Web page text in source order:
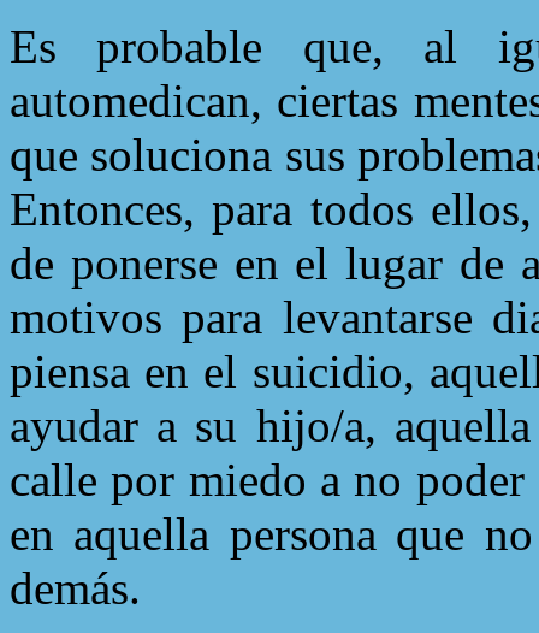
Es probable que, al
automedican, ciertas
que soluciona sus
Entonces, para todos
de ponerse en el lugar de
motivos para levantarse
piensa en el suicidio,
ayudar a su hijo/a,
calle por miedo a no poder
en aquella persona que
demás.